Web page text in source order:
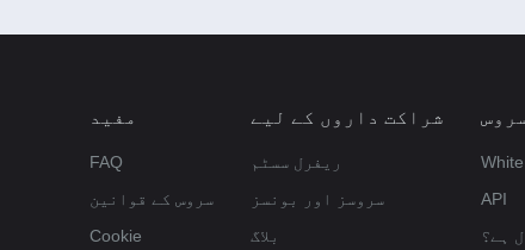
API
ہے؟
شراکت داروں کے لیے
ریفرل سسٹم
سروسز اور بونسز
بلاگ
مفید
FAQ
سروس کے قوانین
Cookie